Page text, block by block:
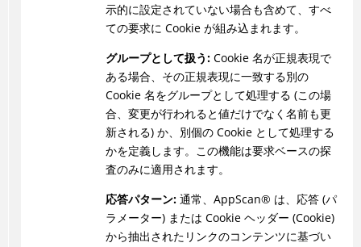
示的に設定されていない場合も含めて、すべ
ての要求に Cookie が組み込まれます。
グループとして扱う:Cookie 名が正規表現で
ある場合、その正規表現に一致する別の
Cookie 名をグループとして処理する (この場
合、変更が行われると値だけでなく名前も更
新される) か、別個の Cookie として処理する
かを定義します。この機能は要求ベースの探
査のみに適用されます。
応答パターン:通常、 AppScan® は、応答 (パ
ラメーター) または Cookie ヘッダー (Cookie)
から抽出されたリンクのコンテンツに基づい